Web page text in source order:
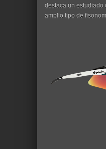
destaca un estudiado
amplio tipo de